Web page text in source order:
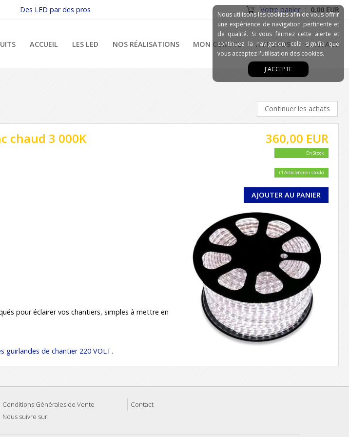
Votre panier : 0,00 EUR
Des LED par des pros
ACCUEIL LES LED NOS RÉALISATIONS MON COMPTE A PROPOS CONTACT
Continuer les achats
chaud 3 000K 360,00 EUR
En Stock
(1 Article(s) en stock)
AJOUTER AU PANIER
pour éclairer vos chantiers, simples à mettre en
guirlandes de chantier 220 VOLT.
Conditions Générales de Vente
Contact
Nous suivre sur
Nous utilisons les cookies afin de vous offrir
une expérience de navigation pertinente et
de qualité. Si vous fermez cette alerte et
continuez la navigation, cela signifie que
vous acceptez l'utilisation des cookies.
J'ACCEPTE